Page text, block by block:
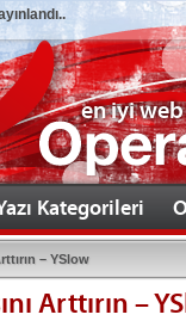
en iyi
Kategorileri
– YSlow
Arttırın –